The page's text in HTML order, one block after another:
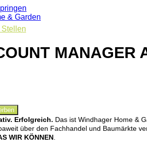
MANAGER
Erfolgreich. Das ist Windhager Home &
über den Fachhandel und Baumärkte
WIR KÖNNEN